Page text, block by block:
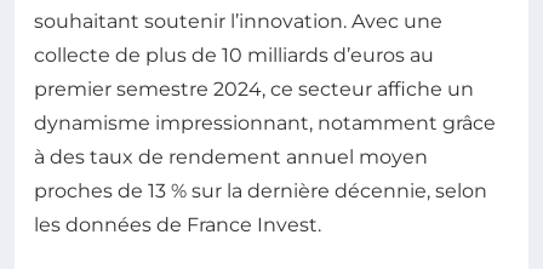
souhaitant soutenir l’innovation. Avec une
collecte de plus de 10 milliards d’euros au
premier semestre 2024, ce secteur affiche un
dynamisme impressionnant, notamment grâce
à des taux de rendement annuel moyen
proches de 13 % sur la dernière décennie, selon
les données de France Invest.